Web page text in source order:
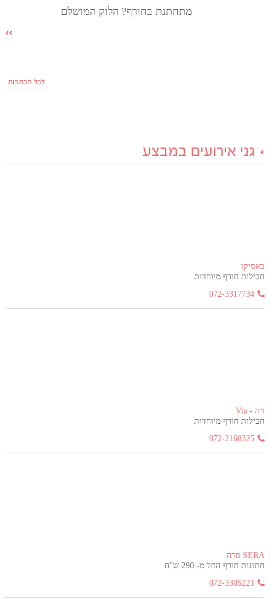
מתחתנת בחורף? הלוק המושלם
לכל הכתבות
גני אירועים במבצע
באסיקו
חבילות חורף מיוחדות
072-3317734
ויה - Via
חבילות חורף מיוחדות
072-2160325
SERA סרה
חתונות חורף החל מ- 290 ש"ח
072-3305221